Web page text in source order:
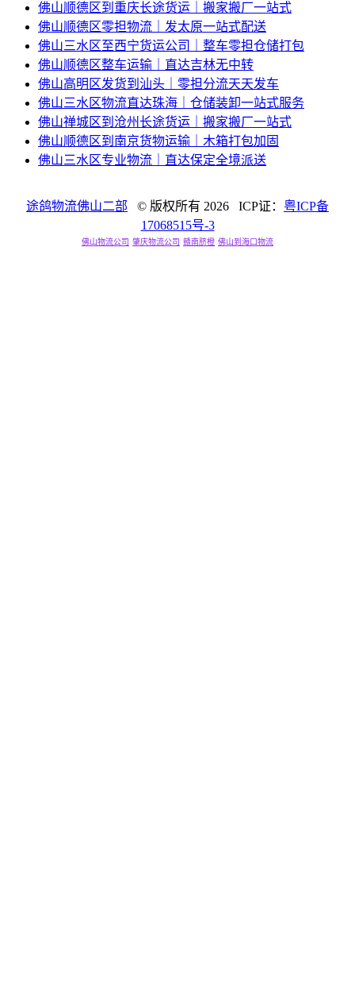
佛山顺德区到重庆长途货运｜搬家搬厂一站式
佛山顺德区零担物流｜发太原一站式配送
佛山三水区至西宁货运公司｜整车零担仓储打包
佛山顺德区整车运输｜直达吉林无中转
佛山高明区发货到汕头｜零担分流天天发车
佛山三水区物流直达珠海｜仓储装卸一站式服务
佛山禅城区到沧州长途货运｜搬家搬厂一站式
佛山顺德区到南京货物运输｜木箱打包加固
佛山三水区专业物流｜直达保定全境派送
途鸽物流佛山二部 © 版权所有 2026 ICP证： 粤ICP备
17068515号-3
佛山物流公司 肇庆物流公司 赣南脐橙 佛山到海口物流